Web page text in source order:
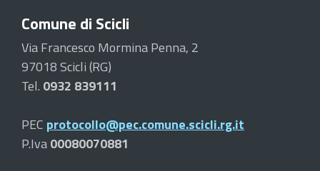
Comune di Scicli
Via Francesco Mormina Penna, 2
97018 Scicli (RG)
Tel. 0932 839111
PEC protocollo@pec.comune.scicli.rg.it
P.Iva00080070881